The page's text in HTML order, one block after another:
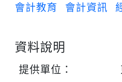
會計教育 會計資訊
資料說明
提供單位：